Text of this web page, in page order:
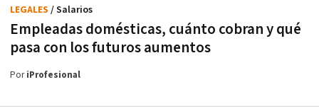
Empleadas domésticas, cuánto cobran y qué
pasa con los futuros aumentos
LEGALES / Salarios
PoriProfesional